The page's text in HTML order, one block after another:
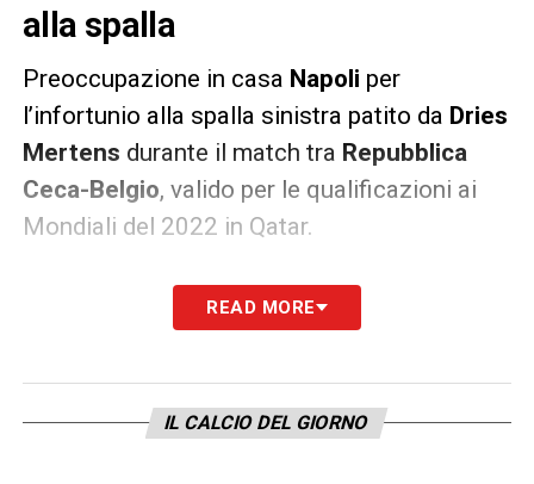
alla spalla
Preoccupazione in casa Napoli per
l’infortunio alla spalla sinistra patito da Dries
Mertens durante il match tra Repubblica
Ceca-Belgio, valido per le qualificazioni ai
Mondiali del 2022 in Qatar.
Le condizioni dell’attaccante azzurro
verranno valutate nel corso delle prossime
READ MORE
IL CALCIO DEL GIORNO